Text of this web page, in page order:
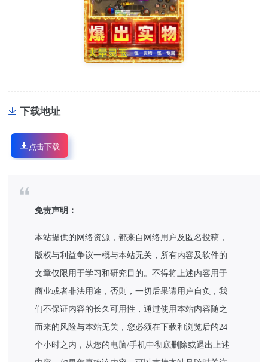
下载地址
点击下载
免责声明：
本站提供的网络资源，都来自网络用户及匿名投稿，
版权与利益争议一概与本站无关，所有内容及软件的
文章仅限用于学习和研究目的。不得将上述内容用于
商业或者非法用途，否则，一切后果请用户自负，我
们不保证内容的长久可用性，通过使用本站内容随之
而来的风险与本站无关，您必须在下载和浏览后的24
个小时之内，从您的电脑/手机中彻底删除或退出上述